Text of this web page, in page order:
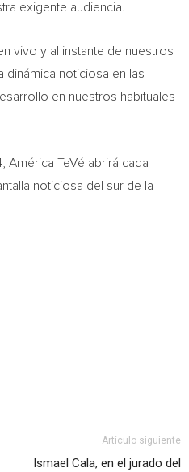
exigente audiencia.
vivo y al instante de nuestros
dinámica noticiosa en las
en nuestros habituales
América TeVé abrirá cada
noticiosa del sur de la
Artículo siguiente
Ismael Cala, en el jurado del